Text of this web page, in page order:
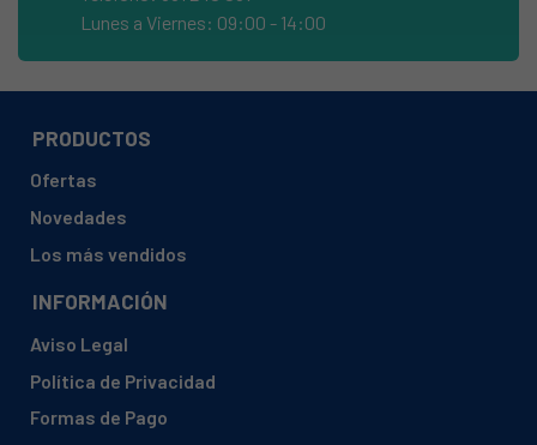
Lunes a Viernes: 09:00 - 14:00
PRODUCTOS
Ofertas
Novedades
Los más vendidos
INFORMACIÓN
Aviso Legal
Política de Privacidad
Formas de Pago